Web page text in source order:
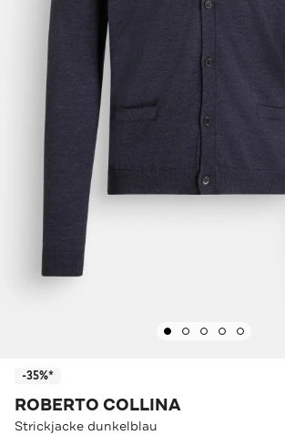
-35%*
ROBERTO COLLINA
Strickjacke dunkelblau